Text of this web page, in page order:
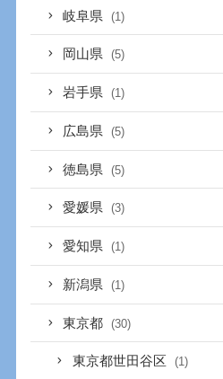
岐阜県 (1)
岡山県 (5)
岩手県 (1)
広島県 (5)
徳島県 (5)
愛媛県 (3)
愛知県 (1)
新潟県 (1)
東京都 (30)
東京都世田谷区 (1)